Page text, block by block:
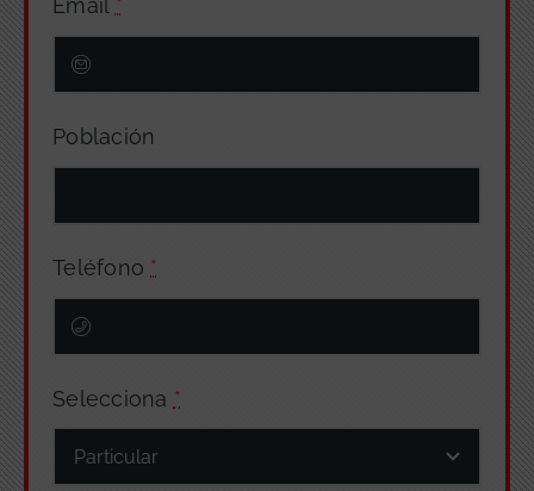
Email *
Población
Teléfono *
Selecciona *